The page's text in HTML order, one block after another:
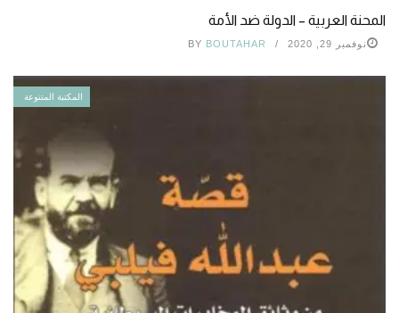
المحنة العربية – الدولة ضد الأمة
نوفمبر 29, 2020 BY BOUTAHAR
المكتبة المتنوعة